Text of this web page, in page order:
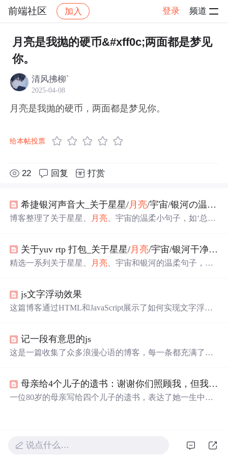
前端社区 加入 登录 频道
社区 前端社区 感慨 帖子详情
月亮是我抛的硬币&#xff0c;两面都是梦见
你。
清风拂柳`
2025-04-08
月亮是我抛的硬币，两面都是梦见你。
给本帖投票
22 回复 打赏
希捷银河声音大_关于星星/ 月亮/宇宙/银河の温柔小句子
博客整理了关于星星、 月亮 、宇宙的温柔小句子，如‘总有
关于yuv rtp 打包_关于星星/ 月亮/宇宙/银河干净句子
精选一系列关于星星、 月亮 、宇宙和银河的温柔句子，每
js文字浮动效果
这篇博客通过HTML和JavaScript展示了如何实现文字浮动
在页面上随机飘动的视觉效果。此外，文中还包含了对CS
S样式和JavaScript事件监听的运用，增加了互动性和趣味
记一段有意思的js
这是一篇收集了众多浪漫心语的博客，每一条都充满了甜
的独特情感，仿佛每个瞬间都因你而闪耀。这些话语如同
繁星，照亮了平凡的日子，让人感受到爱的力量和美好。
母亲给4个儿子的遗书：谢谢你们照顾我，但我后悔生下你们
一位80岁的母亲写给四个儿子的遗书，表达了她一生中抚
说点什么…